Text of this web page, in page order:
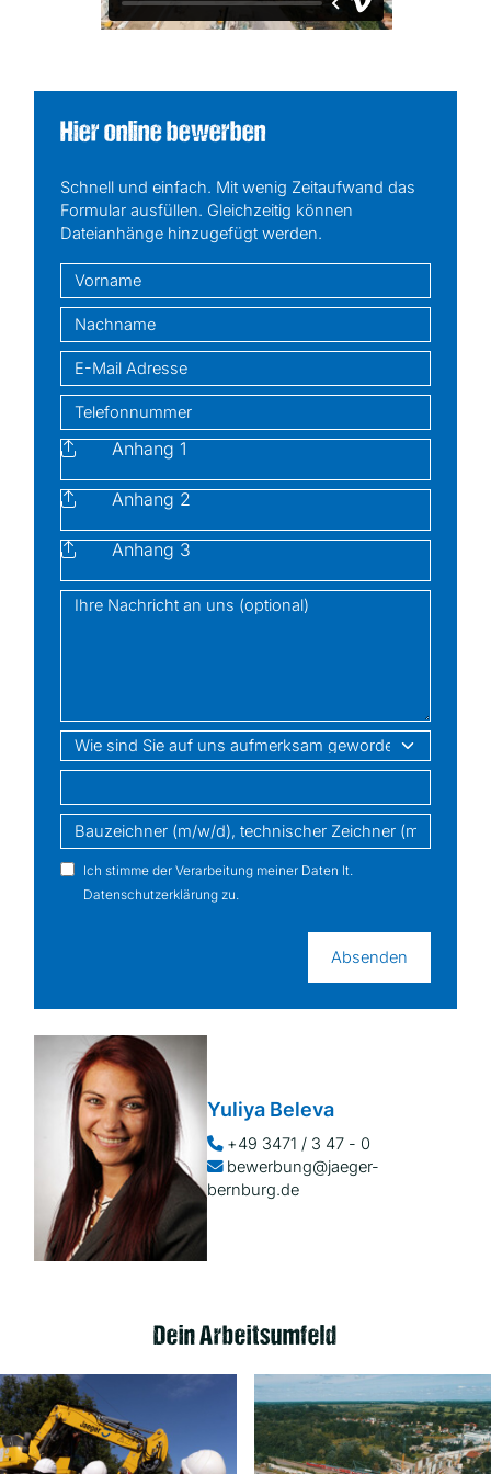
C1-Niveau)
Hier online bewerben
Schnell und einfach. Mit wenig Zeitaufwand das
Formular ausfüllen. Gleichzeitig können
Dateianhänge hinzugefügt werden.
Vorname
Nachname!
E-Mail
Telefonnummer
Anhang 1
Anhang 2
Anhang 3
Nachricht
Wie sind Sie auf uns aufmerksam geworden?
job
Ich stimme der Verarbeitung meiner Daten lt.
Datenschutzerklärung zu.
Absenden
Yuliya Beleva
+49 3471 / 3 47 - 0
bewerbung@jaeger-
bernburg.de
Dein Arbeitsumfeld